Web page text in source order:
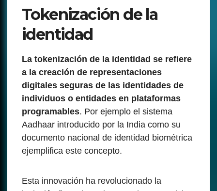
Tokenización de la
identidad
La tokenización de la identidad se refiere
a la creación de representaciones
digitales seguras de las identidades de
individuos o entidades en plataformas
programables. Por ejemplo el sistema
Aadhaar introducido por la India como su
documento nacional de identidad biométrica
ejemplifica este concepto.
Esta innovación ha revolucionado la